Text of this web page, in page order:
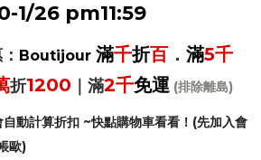
1/26 pm11:59
Boutijour 滿千折百 ． 滿5千
折1200 ｜滿2千免運 (排除離島)
動計算折扣 ~快點購物車看看！(先加入會
歐)